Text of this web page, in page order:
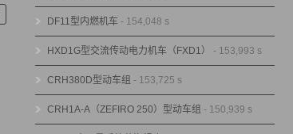
DF11型内燃机车 - 154,048 s
HXD1G型交流传动电力机车（FXD1） - 153,993 s
CRH380D型动车组 - 153,725 s
CRH1A-A（ZEFIRO 250）型动车组 - 150,939 s